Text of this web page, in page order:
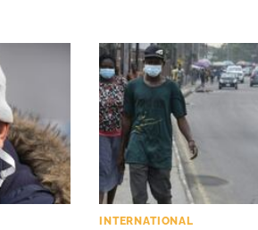
INTERNATIONAL